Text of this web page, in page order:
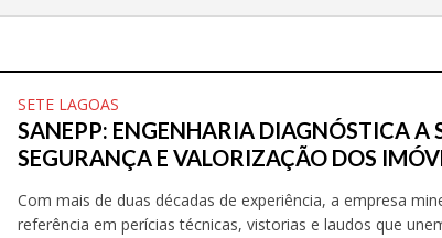
SETE LAGOAS
SANEPP: ENGENHARIA DIAGNÓSTICA A
SEGURANÇA E VALORIZAÇÃO DOS
Com mais de duas décadas de experiência, a empresa
referência em perícias técnicas, vistorias e laudos que